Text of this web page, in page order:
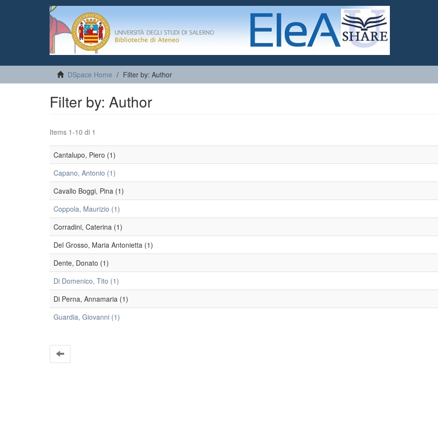
DSpace Home Filter by: Author
Filter by: Author
Items 1-10 di 1
Cantalupo, Piero (1)
Capano, Antonio (1)
Cavallo Boggi, Pina (1)
Coppola, Maurizio (1)
Corradini, Caterina (1)
Del Grosso, Maria Antonietta (1)
Dente, Donato (1)
Di Domenico, Tito (1)
Di Perna, Annamaria (1)
Guardia, Giovanni (1)